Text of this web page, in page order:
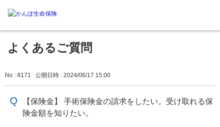
よくあるご質問
No : 8171 公開日時 : 2024/06/17 15:00
【保険金】 手術保険金の請求をしたい。受け取れる保
険金額を知りたい。